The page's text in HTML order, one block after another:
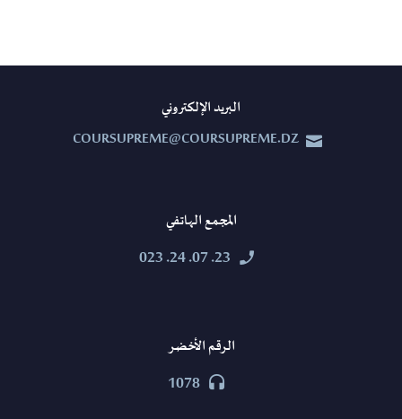
البريد الإلكتروني


COURSUPREME@COURSUPREME.DZ
المجمع الهاتفي


23. 07. 24. 023
الرقم الأخضر


1078